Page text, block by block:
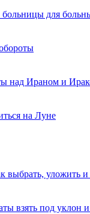
для
над Ираном и
на Луне
выбрать, уложить
взять под уклон